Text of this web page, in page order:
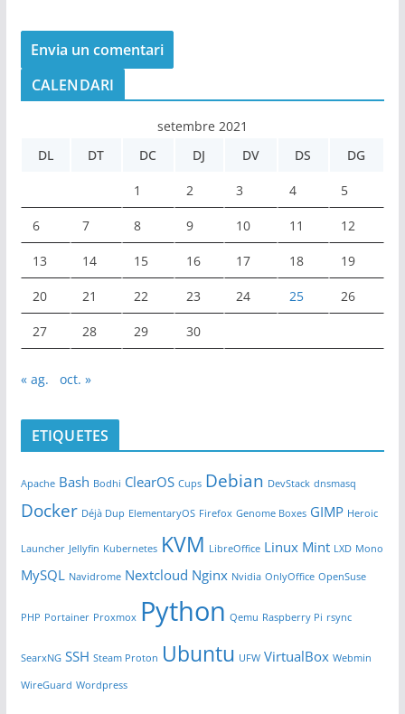
CALENDARI
setembre 2021
DL
DT DC DJ DV DS DG
1 2 3 4 5
6 7 8 9 10 11 12
13 14 15 16 17 18 19
20 21 22 23 24 25 26
27 28 29 30
« ag. oct. »
ETIQUETES
Apache Bash Bodhi ClearOS Cups Debian DevStack dnsmasq
Docker Déjà Dup ElementaryOS Firefox Genome Boxes GIMP Heroic
Launcher Jellyfin Kubernetes KVM LibreOffice Linux Mint LXD Mono
MySQL Navidrome Nextcloud Nginx Nvidia OnlyOffice OpenSuse
PHP Portainer Proxmox Python Qemu Raspberry Pi rsync
SearxNG SSH Steam Proton Ubuntu UFW VirtualBox Webmin
WireGuard Wordpress